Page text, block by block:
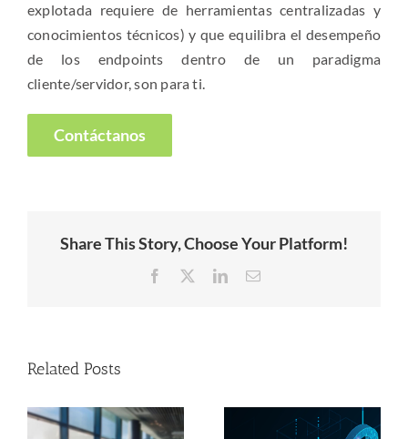
explotada requiere de herramientas centralizadas y
conocimientos técnicos) y que equilibra el desempeño
de los endpoints dentro de un paradigma
cliente/servidor, son para ti.
Contáctanos
Share This Story, Choose Your Platform!
Facebook LinkedInEmail
Related Posts